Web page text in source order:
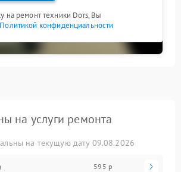
на ремонт техники Dors, Вы
Политикой конфиденциальности
на услуги ремонта
на текущую дату 09.08.2026
595 р